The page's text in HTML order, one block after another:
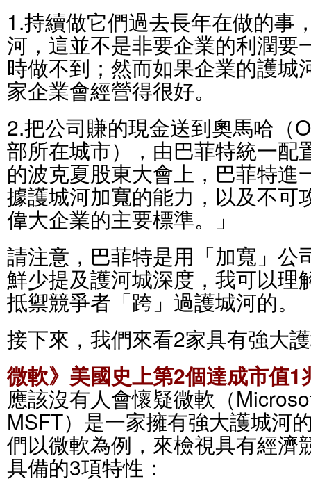
1.持續做它們過去長年在做的事
河，這並不是非要企業的利潤要
時做不到；然而如果企業的護城
家企業會經營得很好。
2.把公司賺的現金送到奧馬哈（
部所在城市），由巴菲特統一配
的波克夏股東大會上，巴菲特進
據護城河加寬的能力，以及不可
偉大企業的主要標準。」
請注意，巴菲特是用「加寬」公
鮮少提及護河城深度，我可以
抵禦競爭者「跨」過護城河的。
接下來，我們來看2家具有強大
微軟》美國史上第2個達成市值1
應該沒有人會懷疑微軟（
MSFT）是一家擁有強大護城河
們以微軟為例，來檢視具有經濟
具備的3項特性：